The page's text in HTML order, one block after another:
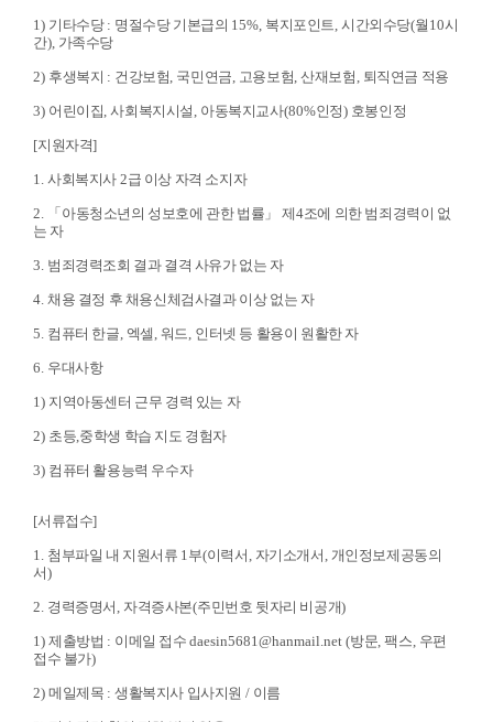
1) 기타수당 : 명절수당 기본급의 15%, 복지포인트, 시간외수당(월 10시
간), 가족수당
2) 후생복지 : 건강보험, 국민연금, 고용보험,산재보험 , 퇴직연금 적용
3) 어린이집,사회복지시설 , 아동복지교사(80%인정) 호봉인정
[지원자격]
1. 사회복지사 2급 이상 자격 소지자
2. 「 아동청소년의 성보호에 관한 법률 」제 4조에 의한 범죄경력이 없
는 자
3. 범죄경력조회 결과 결격 사유가 없는 자
4. 채용 결정 후 채용신체검사결과 이상 없는 자
5. 컴퓨터 한글, 엑셀 , 워드, 인터넷 등 활용이 원활한 자
6. 우대사항
1) 지역아동센터 근무 경력 있는 자
2) 초등,중학생 학습 지도 경험자
3) 컴퓨터 활용능력 우수자
[서류접수]
1. 첨부파일 내 지원서류 1부(이력서 , 자기소개서 , 개인정보제공동의
서 )
2. 경력증명서 , 자격증사본(주민번호 뒷자리 비공개)
1) 제출방법 : 이메일 접수daesin5681@hanmail.net (방문,팩스, 우편
접수 불가)
2) 메일제목 : 생활복지사 입사지원 / 이름